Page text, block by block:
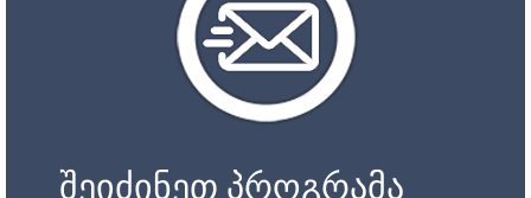
შეიძინეთ პროგრამა